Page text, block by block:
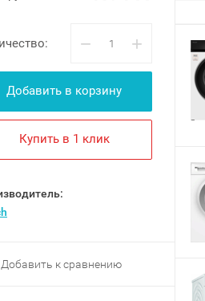
− +
Добавить в корзину
Купить в 1 клик
Добавить к сравнению